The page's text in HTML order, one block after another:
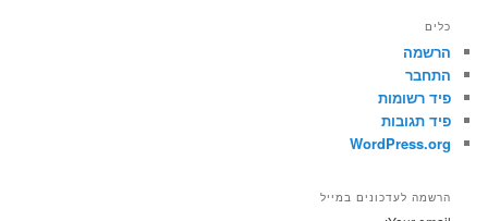
כלים
הרשמה
התחבר
פיד רשומות
פיד תגובות
WordPress.org
הרשמה לעדכונים במייל